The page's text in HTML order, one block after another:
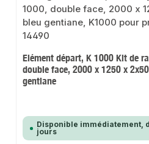
Elément départ, K 1000 Kit de
double face, 2000 x 1250 x
gentiane
Disponible immédiatement,
jours